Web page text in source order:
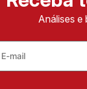
Análises e